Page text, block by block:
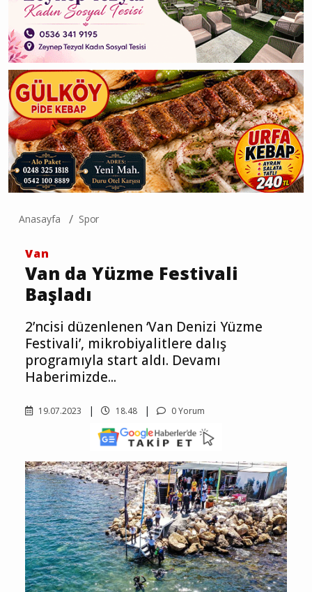
Anasayfa Spor
Van
Van da Yüzme Festivali
Başladı
2’ncisi düzenlenen ‘Van Denizi Yüzme
Festivali’, mikrobiyalitlere dalış
programıyla start aldı. Devamı
Haberimizde...
19.07.2023 18.48 0 Yorum